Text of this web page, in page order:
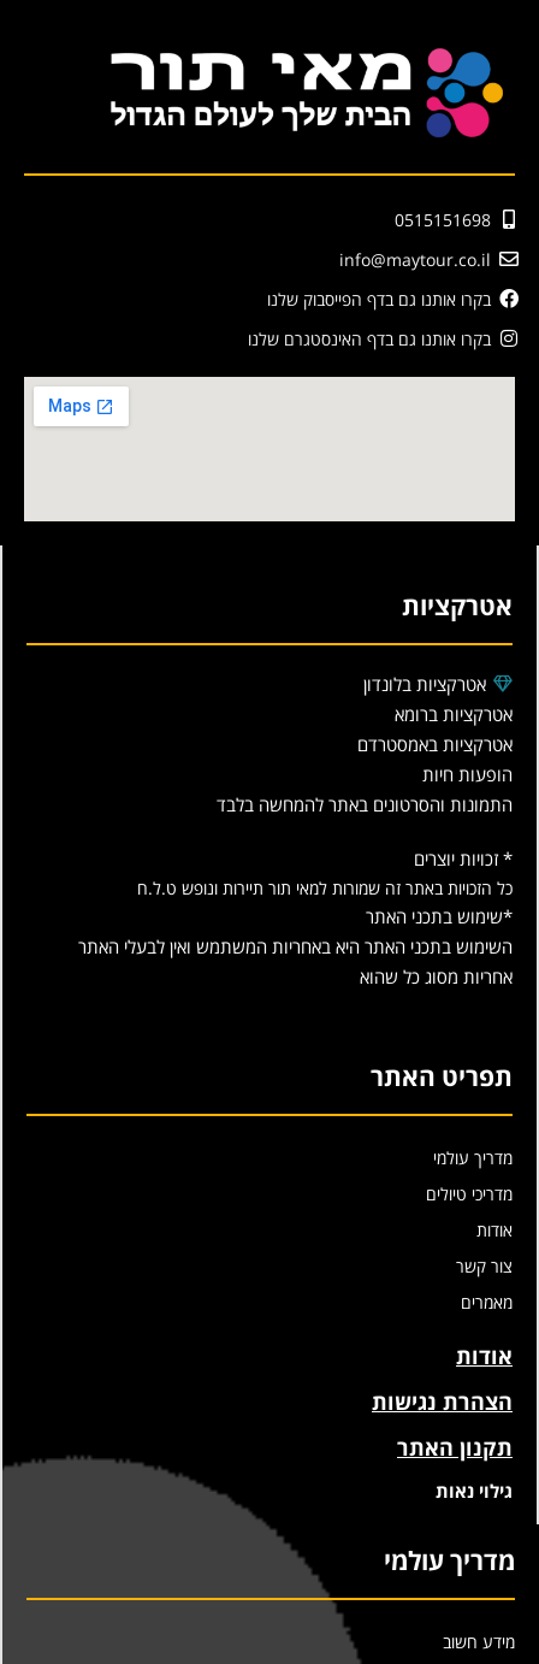
0515151698
info@maytour.co.il
בקרו אותנו גם בדף הפייסבוק שלנו
בקרו אותנו גם בדף האינסטגרם שלנו
אטרקציות
אטרקציות בלונדון
אטרקציות ברומא
אטרקציות באמסטרדם
הופעות חיות
התמונות והסרטונים באתר להמחשה בלבד
* זכויות יוצרים
כל הזכויות באתר זה שמורות למאי תור תיירות ונופש ט.ל.ח
*שימוש בתכני האתר
השימוש בתכני האתר היא באחריות המשתמש ואין לבעלי האתר
אחריות מסוג כל שהוא
תפריט האתר
מדריך עולמי
מדריכי טיולים
אודות
צור קשר
מאמרים
אודות
הצהרת נגישות
תקנון האתר
גילוי נאות
מדריך עולמי
מידע חשוב